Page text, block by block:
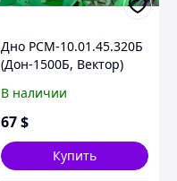
Дно РСМ-10.01.45.320Б
(Дон-1500Б, Вектор)
В наличии
67$
Купить